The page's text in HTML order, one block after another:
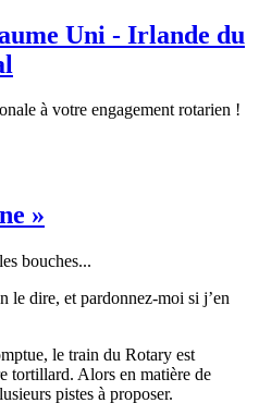
Uni - Irlande du
à votre engagement rotarien !
»
bouches...
le dire, et pardonnez-moi si j’en
le train du Rotary est
tortillard. Alors en matière de
pistes à proposer.